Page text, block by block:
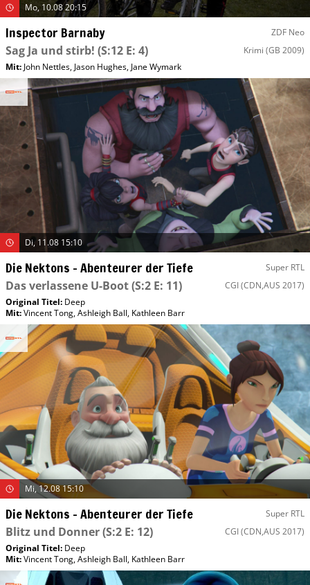
Mo, 10.08 20:15
Inspector Barnaby ZDF Neo
Sag Ja und stirb! (S:12 E: 4) Krimi (GB 2009)
Mit: John Nettles, Jason Hughes, Jane Wymark
Di, 11.08 15:10
Die Nektons – Abenteurer der Tiefe Super RTL
Das verlassene U-Boot(S:2 E: 11) CGI(CDN,AUS 2017)
Original Titel: Deep
Mit:Vincent Tong,Ashleigh Ball, Kathleen Barr
Mi, 12.08 15:10
Die Nektons – Abenteurer der Tiefe Super RTL
Blitz und Donner(S:2 E: 12) CGI(CDN,AUS 2017)
Original Titel: Deep
Mit:Vincent Tong,Ashleigh Ball, Kathleen Barr